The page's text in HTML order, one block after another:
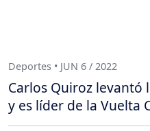
Deportes • JUN 6 / 2022
Carlos Quiroz levantó
y es líder de la Vuelta